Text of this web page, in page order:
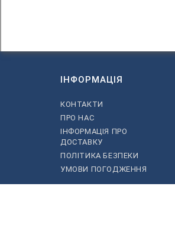
ІНФОРМАЦІЯ
КОНТАКТИ
ПРО НАС
ІНФОРМАЦІЯ ПРО
ДОСТАВКУ
ПОЛІТИКА БЕЗПЕКИ
УМОВИ ПОГОДЖЕННЯ